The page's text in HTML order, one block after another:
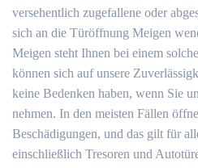
versehentlich zugefallene oder
sich an die Türöffnung Meigen
Meigen steht Ihnen bei einem
können sich auf unsere
keine Bedenken haben, wenn Sie
nehmen. In den meisten Fällen
Beschädigungen, und das gilt für
einschließlich Tresoren und